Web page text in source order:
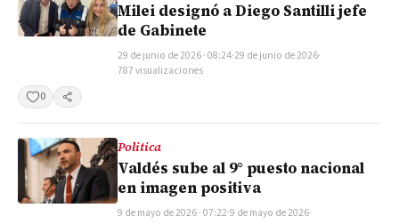
Milei designó a Diego Santilli jefe
de Gabinete
29 de junio de 2026 · 08:24·29 de junio de 2026·
787 visualizaciones
0
Compartir
Politica
Valdés sube al 9° puesto nacional
en imagen positiva
9 de mayo de 2026 · 07:22·9 de mayo de 2026·